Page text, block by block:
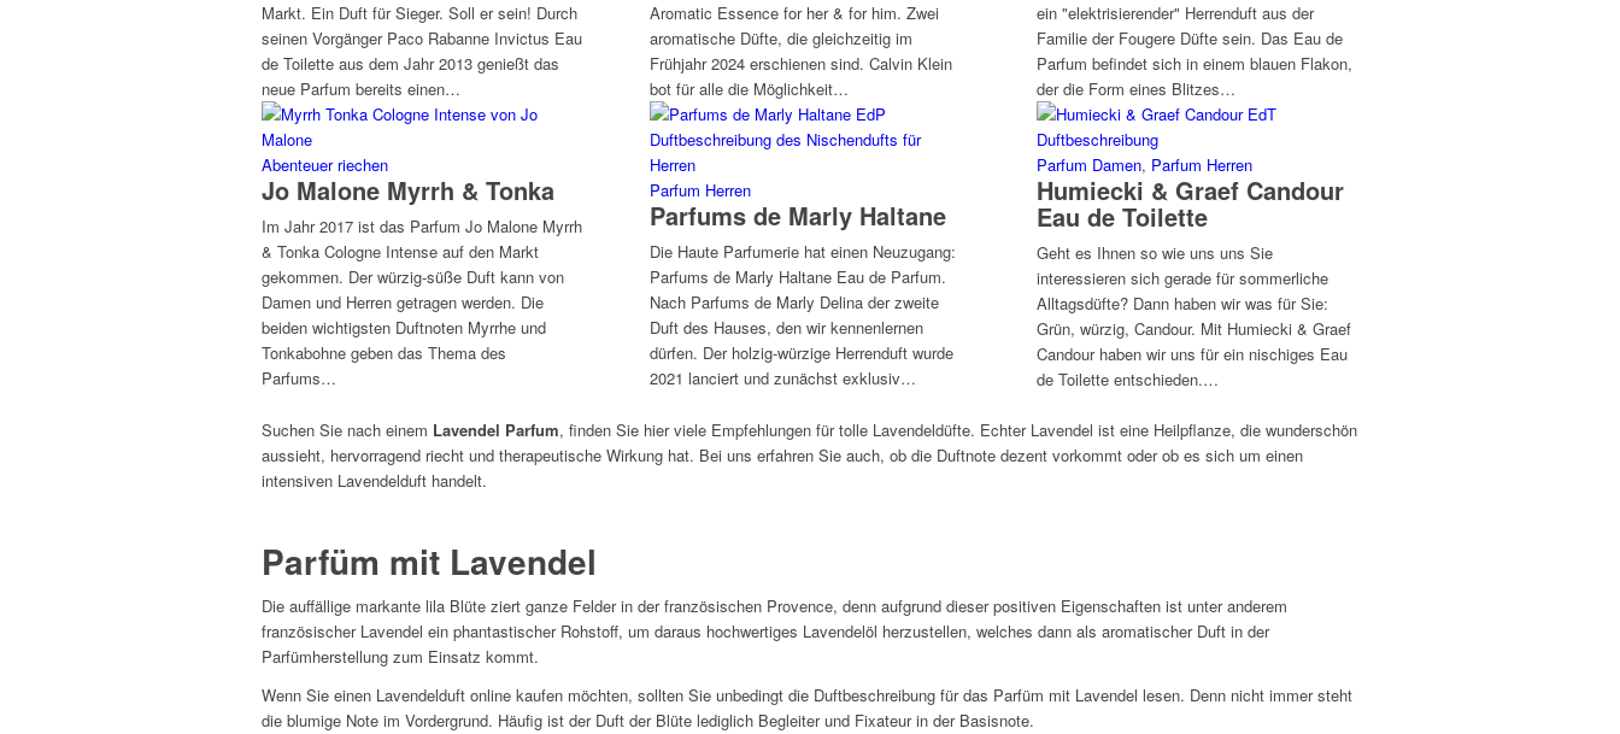
Markt. Ein Duft für Sieger. Soll er sein! Durch
seinen Vorgänger Paco Rabanne Invictus Eau
de Toilette aus dem Jahr 2013 genießt das
neue Parfum bereits einen…
Aromatic Essence for her & for him. Zwei
aromatische Düfte, die gleichzeitig im
Frühjahr 2024 erschienen sind. Calvin Klein
bot für alle die Möglichkeit…
ein "elektrisierender" Herrenduft aus der
Familie der Fougere Düfte sein. Das Eau de
Parfum befindet sich in einem blauen Flakon,
der die Form eines Blitzes…
Abenteuer riechen
Jo Malone Myrrh & Tonka
Im Jahr 2017 ist das Parfum Jo Malone Myrrh
& Tonka Cologne Intense auf den Markt
gekommen. Der würzig-süße Duft kann von
Damen und Herren getragen werden. Die
beiden wichtigsten Duftnoten Myrrhe und
Tonkabohne geben das Thema des
Parfums…
Parfum Herren
Parfums de Marly Haltane
Die Haute Parfumerie hat einen Neuzugang:
Parfums de Marly Haltane Eau de Parfum.
Nach Parfums de Marly Delina der zweite
Duft des Hauses, den wir kennenlernen
dürfen. Der holzig-würzige Herrenduft wurde
2021 lanciert und zunächst exklusiv…
Parfum Damen, Parfum Herren
Humiecki & Graef Candour
Eau de Toilette
Geht es Ihnen so wie uns uns Sie
interessieren sich gerade für sommerliche
Alltagsdüfte? Dann haben wir was für Sie:
Grün, würzig, Candour. Mit Humiecki & Graef
Candour haben wir uns für ein nischiges Eau
de Toilette entschieden.…
Suchen Sie nach einem Lavendel Parfum, finden Sie hier viele Empfehlungen für tolle Lavendeldüfte. Echter Lavendel ist eine Heilpflanze, die wunderschön
aussieht, hervorragend riecht und therapeutische Wirkung hat. Bei uns erfahren Sie auch, ob die Duftnote dezent vorkommt oder ob es sich um einen
intensiven Lavendelduft handelt.
Parfüm mit Lavendel
Die auffällige markante lila Blüte ziert ganze Felder in der französischen Provence, denn aufgrund dieser positiven Eigenschaften ist unter anderem
französischer Lavendel ein phantastischer Rohstoff, um daraus hochwertiges Lavendelöl herzustellen, welches dann als aromatischer Duft in der
Parfümherstellung zum Einsatz kommt.
Wenn Sie einen Lavendelduft online kaufen möchten, sollten Sie unbedingt die Duftbeschreibung für das Parfüm mit Lavendel lesen. Denn nicht immer steht
die blumige Note im Vordergrund. Häufig ist der Duft der Blüte lediglich Begleiter und Fixateur in der Basisnote.